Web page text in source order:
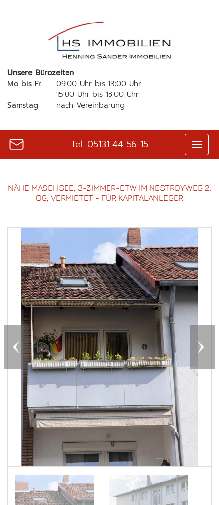
Unsere Bürozeiten
Mo bis Fr
09:00 Uhr bis 13:00 Uhr
15:00 Uhr bis 18:00 Uhr
Samstag
nach Vereinbarung
Tel. 05131 44 56 15
NÄHE MASCHSEE, 3-ZIMMER-ETW IM NESTROYWEG 2.
OG, VERMIETET - FÜR KAPITALANLEGER
Previous